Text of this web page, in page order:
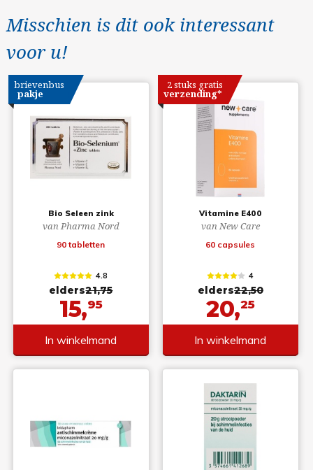
Misschien is dit ook interessant
voor u!
Bio Seleen zink
van Pharma Nord
90 tabletten
brievenbus
pakje
4.8
elders21,75
15,95
In winkelmand
Vitamine E400
van New Care
60 capsules
2 stuks gratis
verzending*
4
elders22,50
20,25
In winkelmand